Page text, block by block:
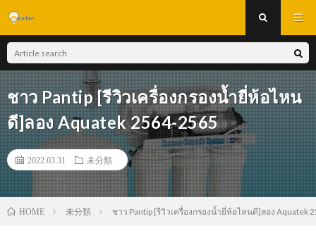
ชาว Pantip [รีวิวเครื่องกรองน้ำยี่ห้อไหน
ดี]ลอง Aquatek 2564-2565
2022.03.31 未分類
HOME 未分類 ชาว Pantip [รีวิวเครื่องกรองน้ำยี่ห้อไหนดี]ลอง Aquatek